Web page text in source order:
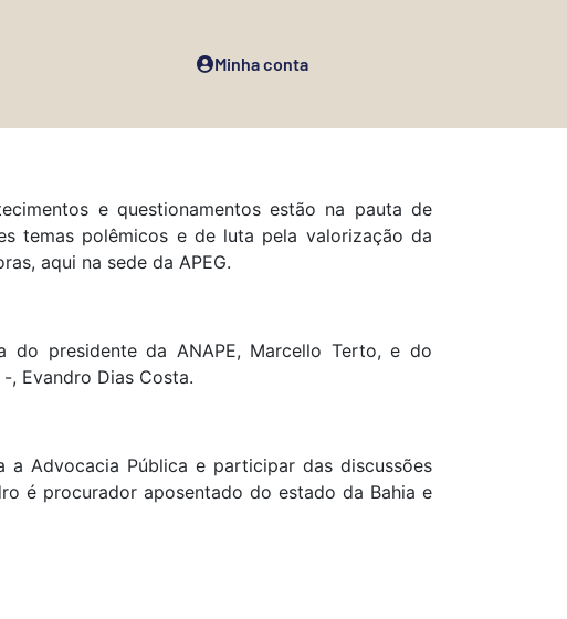
Minha conta
e questionamentos estão na pauta de
temas polêmicos e de luta pela valorização da
aqui na sede da APEG.
do presidente da ANAPE, Marcello Terto, e do
, Evandro Dias Costa.
Advocacia Pública e participar das discussões
é procurador aposentado do estado da Bahia e